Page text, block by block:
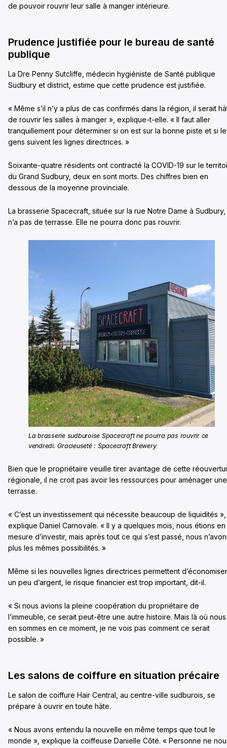
de pouvoir rouvrir leur salle à manger intérieure.
Prudence justifiée pour le bureau de santé
publique
La Dre Penny Sutcliffe, médecin hygiéniste de Santé publique
Sudbury et district, estime que cette prudence est justifiée.
« Même s’il n’y a plus de cas confirmés dans la région, il serait
de rouvrir les salles à manger », explique-t-elle. « Il faut aller
tranquillement pour déterminer si on est sur la bonne piste et si
gens suivent les lignes directrices. »
Soixante-quatre résidents ont contracté la COVID-19 sur le
du Grand Sudbury, deux en sont morts. Des chiffres bien en
dessous de la moyenne provinciale.
La brasserie Spacecraft, située sur la rue Notre Dame à Sudbury,
n’a pas de terrasse. Elle ne pourra donc pas rouvrir.
La brasserie sudburoise Spacecraft ne pourra pas rouvrir ce
vendredi. Gracieuseté : Spacecraft Brewery
Bien que le propriétaire veuille tirer avantage de cette
régionale, il ne croit pas avoir les ressources pour aménager une
terrasse.
« C’est un investissement qui nécessite beaucoup de liquidités »,
explique Daniel Carnovale. « Il y a quelques mois, nous étions en
mesure d’investir, mais après tout ce qui s’est passé, nous
plus les mêmes possibilités. »
Même si les nouvelles lignes directrices permettent d’économiser
un peu d’argent, le risque financier est trop important, dit-il.
« Si nous avions la pleine coopération du propriétaire de
l’immeuble, ce serait peut-être une autre histoire. Mais là où nous
en sommes en ce moment, je ne vois pas comment ce serait
possible. »
Les salons de coiffure en situation précaire
Le salon de coiffure Hair Central, au centre-ville sudburois, se
prépare à ouvrir en toute hâte.
« Nous avons entendu la nouvelle en même temps que tout le
monde », explique la coiffeuse Danielle Côté. « Personne ne